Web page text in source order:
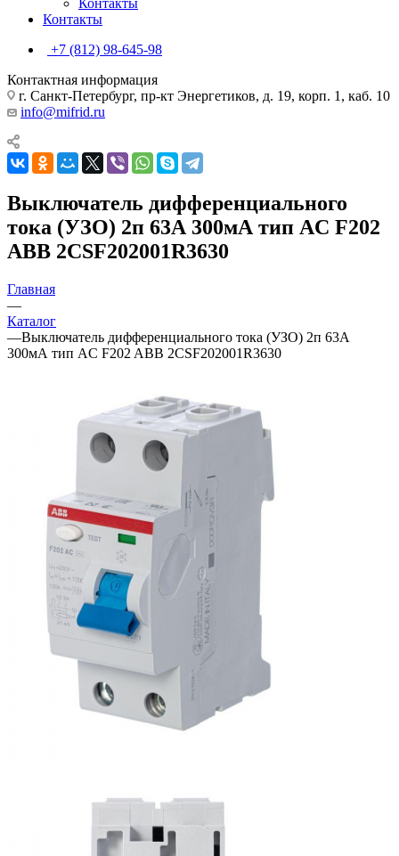
Контакты
Контакты
+7 (812) 98-645-98
Контактная информация
г. Санкт-Петербург, пр-кт Энергетиков, д. 19, корп. 1, каб. 10
info@mifrid.ru
Выключатель дифференциального
тока (УЗО) 2п 63А 300мА тип AC F202
ABB 2CSF202001R3630
Главная
—
Каталог
—Выключатель дифференциального тока (УЗО) 2п 63А
300мА тип AC F202 ABB 2CSF202001R3630